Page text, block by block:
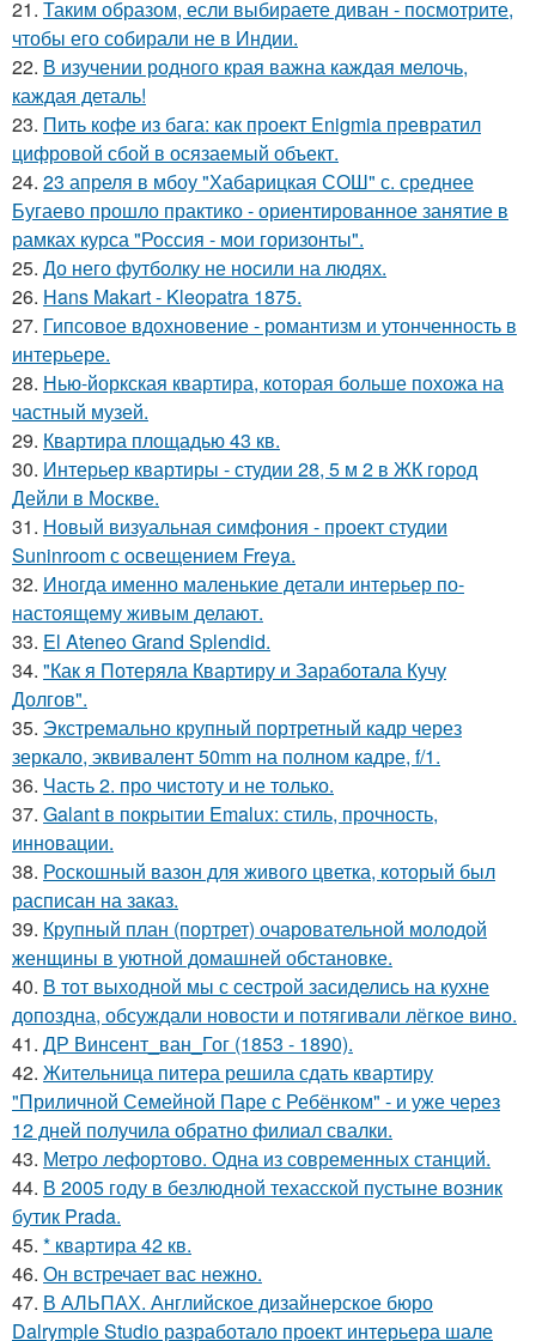
21. Таким образом, если выбираете диван - посмотрите,
чтобы его собирали не в Индии.
22. В изучении родного края важна каждая мелочь,
каждая деталь!
23. Пить кофе из бага: как проект Enigmia превратил
цифровой сбой в осязаемый объект.
24. 23 апреля в мбоу "Хабарицкая СОШ" с. среднее
Бугаево прошло практико - ориентированное занятие в
рамках курса "Россия - мои горизонты".
25. До него футболку не носили на людях.
26. Hans Makart - Kleopatra 1875.
27. Гипсовое вдохновение - романтизм и утонченность в
интерьере.
28. Нью-йоркская квартира, которая больше похожа на
частный музей.
29. Квартира площадью 43 кв.
30. Интерьер квартиры - студии 28, 5 м 2 в ЖК город
Дейли в Москве.
31. Новый визуальная симфония - проект студии
Suninroom с освещением Freya.
32. Иногда именно маленькие детали интерьер по-
настоящему живым делают.
33. El Ateneo Grand Splendid.
34. "Как я Потеряла Квартиру и Заработала Кучу
Долгов".
35. Экстремально крупный портретный кадр через
зеркало, эквивалент 50mm на полном кадре, f/1.
36. Часть 2. про чистоту и не только.
37. Galant в покрытии Emalux: стиль, прочность,
инновации.
38. Роскошный вазон для живого цветка, который был
расписан на заказ.
39. Крупный план (портрет) очаровательной молодой
женщины в уютной домашней обстановке.
40. В тот выходной мы с сестрой засиделись на кухне
допоздна, обсуждали новости и потягивали лёгкое вино.
41. ДР Винсент_ван_Гог (1853 - 1890).
42. Жительница питера решила сдать квартиру
"Приличной Семейной Паре с Ребёнком" - и уже через
12 дней получила обратно филиал свалки.
43. Метро лефортово. Одна из современных станций.
44. В 2005 году в безлюдной техасской пустыне возник
бутик Prada.
45. * квартира 42 кв.
46. Он встречает вас нежно.
47. В АЛЬПАХ. Английское дизайнерское бюро
Dalrymple Studio разработало проект интерьера шале